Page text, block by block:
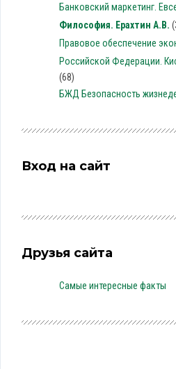
Банковский маркетинг.
Философия. Ерахтин А.В.
Правовое обеспечение
Российской Федерации.
(68)
БЖД Безопасность
Вход на сайт
Друзья сайта
Самые интересные факты